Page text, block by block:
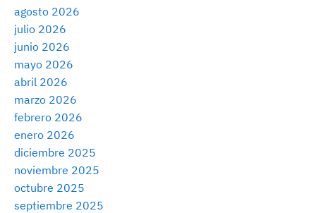
agosto 2026
julio 2026
junio 2026
mayo 2026
abril 2026
marzo 2026
febrero 2026
enero 2026
diciembre 2025
noviembre 2025
octubre 2025
septiembre 2025